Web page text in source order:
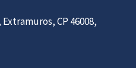
CP 46008,